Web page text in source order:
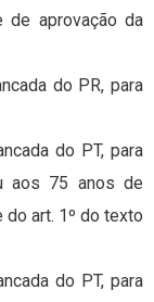
de aprovação da
do PR, para
do PT, para
aos 75 anos de
do art. 1º do texto
do PT, para